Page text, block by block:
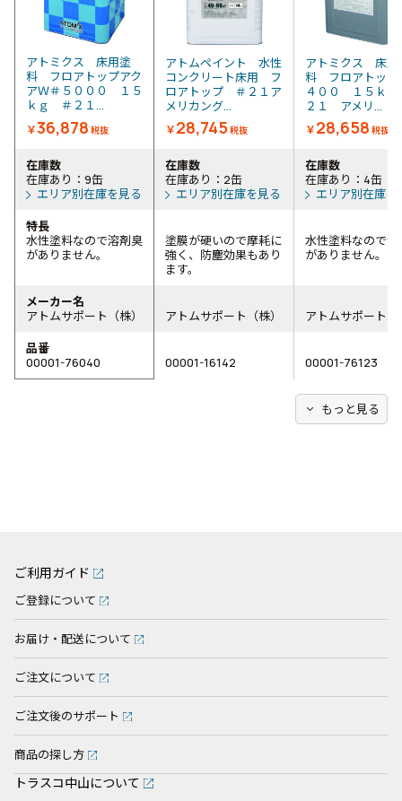
アトミクス 床用塗
料 フロアトップアク
アＷ＃５０００ １５
ｋｇ ＃２１...
￥36,878 税抜
アトムペイント 水性
コンクリート床用 フ
ロアトップ ＃２１ア
メリカング...
￥28,745税抜
アトミクス 床用
料 フロアトップ
４００ １５ｋ
２１ アメリ...
￥28,658 税抜
在庫数
在庫あり：9缶
エリア別在庫を見る
在庫数
在庫あり：2缶
エリア別在庫を見る
在庫数
在庫あり：4缶
エリア別在庫を
特長
水性塗料なので溶剤臭
がありません。
塗膜が硬いので摩耗に
強く、防塵効果もあり
ます。
水性塗料なので溶
がありません。
メーカー名
アトムサポート（株）
アトムサポート（株）
アトムサポート（
品番
00001-76040
00001-16142 00001-76123
expand_more もっと見る
ご利用ガイド
ご登録について
お届け・配送について
ご注文について
ご注文後のサポート
商品の探し方
トラスコ中山について